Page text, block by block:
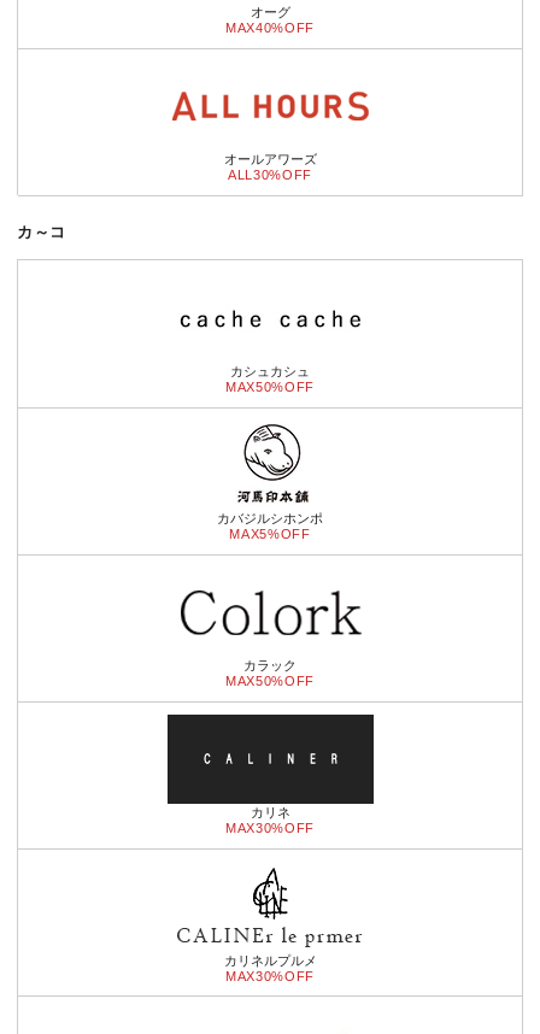
オーグ
MAX40%OFF
オールアワーズ
ALL30%OFF
カ～コ
カシュカシュ
MAX50%OFF
カバジルシホンポ
MAX5%OFF
カラック
MAX50%OFF
カリネ
MAX30%OFF
カリネルプルメ
MAX30%OFF